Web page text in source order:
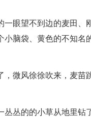
一眼望不到边的麦田、
小脑袋、黄色的不知名
，微风徐徐吹来，麦苗
丛丛的的小草从地里钻